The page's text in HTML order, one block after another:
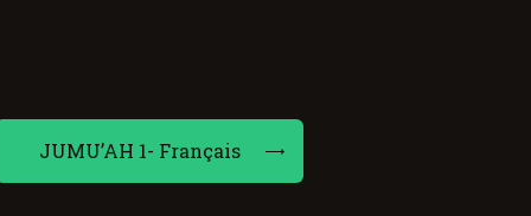
JUMU’AH 1- Français